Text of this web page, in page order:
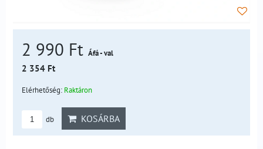
2 990 Ft Áfá - val
2 354 Ft
Elérhetőség: Raktáron
db KOSÁRBA